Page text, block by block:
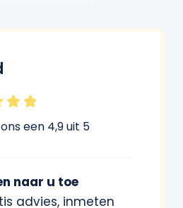
een 4,9 uit 5
naar u toe
advies, inmeten